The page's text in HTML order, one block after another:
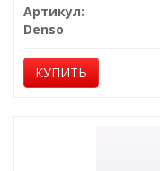
Артикул:
Denso
КУПИТЬ